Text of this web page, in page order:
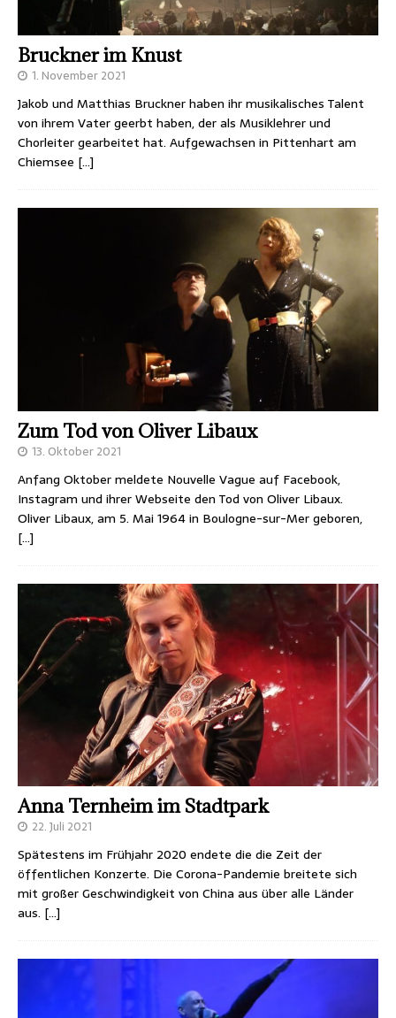
Bruckner im Knust
1. November 2021
Jakob und Matthias Bruckner haben ihr musikalisches Talent
von ihrem Vater geerbt haben, der als Musiklehrer und
Chorleiter gearbeitet hat. Aufgewachsen in Pittenhart am
Chiemsee […]
Zum Tod von Oliver Libaux
13. Oktober 2021
Anfang Oktober meldete Nouvelle Vague auf Facebook,
Instagram und ihrer Webseite den Tod von Oliver Libaux.
Oliver Libaux, am 5. Mai 1964 in Boulogne-sur-Mer geboren,
[…]
Anna Ternheim im Stadtpark
22. Juli 2021
Spätestens im Frühjahr 2020 endete die die Zeit der
öffentlichen Konzerte. Die Corona-Pandemie breitete sich
mit großer Geschwindigkeit von China aus über alle Länder
aus. […]